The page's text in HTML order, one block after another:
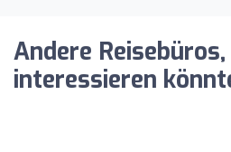
Andere Reisebüros,
interessieren